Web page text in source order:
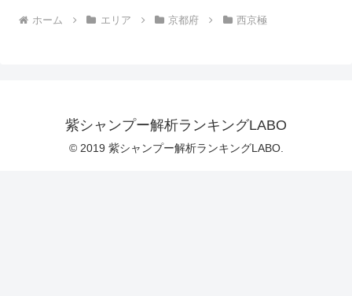
ホーム エリア 京都府 西京極
紫シャンプー解析ランキングLABO
© 2019 紫シャンプー解析ランキングLABO.